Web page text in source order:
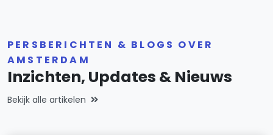
PERSBERICHTEN & BLOGS OVER
AMSTERDAM
Inzichten, Updates & Nieuws
Bekijk alle artikelen